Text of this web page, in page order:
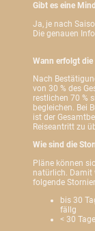
Gibt es eine
Ja, je nach
Die genauen
Wann erfolgt die
Nach
von 30 % des
restlichen 70 %
begleichen. Bei
ist der
Reiseantritt zu
Wie sind die
Pläne können
natürlich. Damit
folgende
bis 30
fällg
< 30